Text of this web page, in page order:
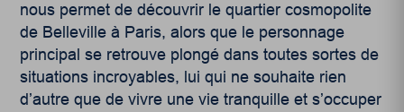
nous permet de découvrir le quartier cosmopolite
de Belleville à Paris, alors que le personnage
principal se retrouve plongé dans toutes sortes de
situations incroyables, lui qui ne souhaite rien
d’autre que de vivre une vie tranquille et s’occuper